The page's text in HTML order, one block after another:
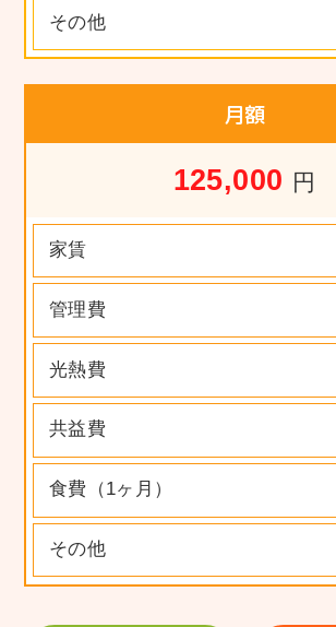
その他
月額
125,000 円
家賃
管理費
光熱費
共益費
食費（1ヶ月）
その他